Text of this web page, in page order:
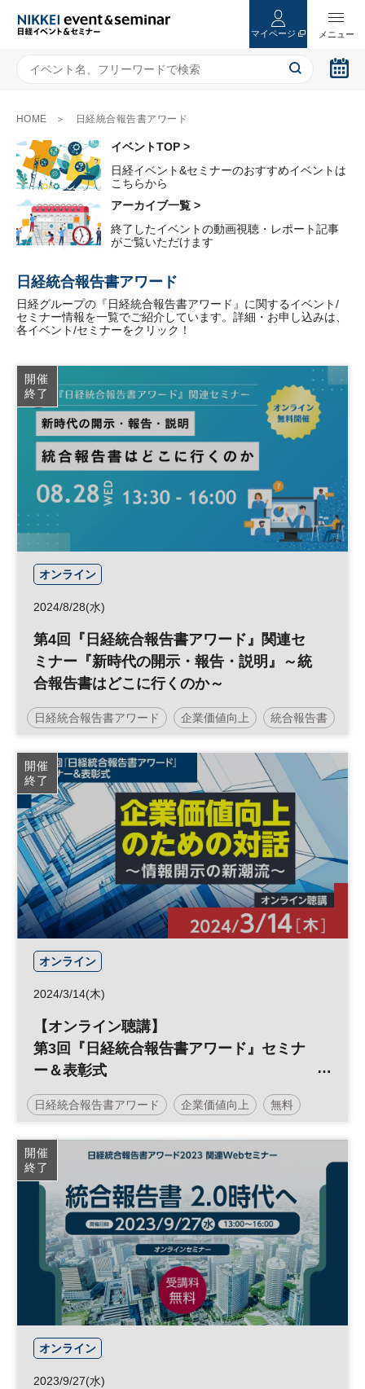
マイページ
HOME 日経統合報告書アワード
イベントTOP >
日経イベント&セミナーのおすすめイベントは
こちらから
アーカイブ一覧 >
終了したイベントの動画視聴・レポート記事
がご覧いただけます
日経統合報告書アワード
日経グループの『日経統合報告書アワード』に関するイベント/
セミナー情報を一覧でご紹介しています。詳細・お申し込みは、
各イベント/セミナーをクリック！
開催
終了
オンライン
2024/8/28(水)
第4回『日経統合報告書アワード』関連セ
ミナー​『新時代の開示・報告・説明』～統
合報告書はどこに行くのか～​
日経統合報告書アワード 企業価値向上 統合報告書
投資 経営戦略
財務
開催
終了
オンライン
2024/3/14(木)
【オンライン聴講】
第3回『日経統合報告書アワード』セミナ
ー＆表彰式
「企業価値向上のための対話～情報開示の
新潮流～」
日経統合報告書アワード 企業価値向上 無料
統合報告書 企業価値 ESG SDGs IR
資産運用
開催
終了
オンライン
2023/9/27(水)